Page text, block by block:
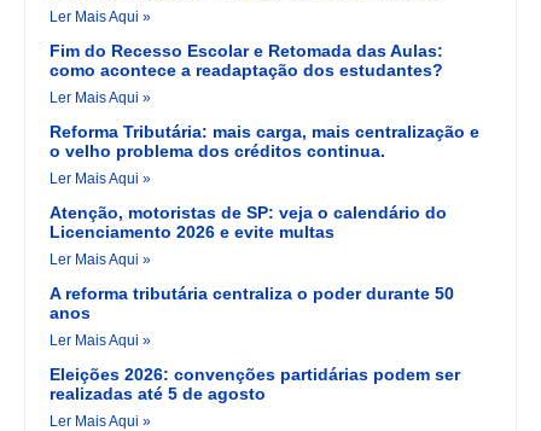
Ler Mais Aqui »
Fim do Recesso Escolar e Retomada das Aulas:
como acontece a readaptação dos estudantes?
Ler Mais Aqui »
Reforma Tributária: mais carga, mais centralização e
o velho problema dos créditos continua.
Ler Mais Aqui »
Atenção, motoristas de SP: veja o calendário do
Licenciamento 2026 e evite multas
Ler Mais Aqui »
A reforma tributária centraliza o poder durante 50
anos
Ler Mais Aqui »
Eleições 2026: convenções partidárias podem ser
realizadas até 5 de agosto
Ler Mais Aqui »